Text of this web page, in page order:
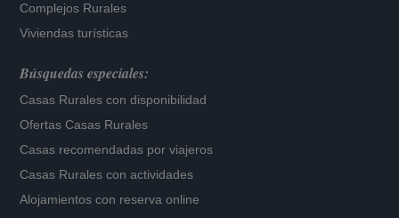
Complejos Rurales
Viviendas turísticas
Búsquedas especiales:
Casas Rurales con disponibilidad
Ofertas Casas Rurales
Casas recomendadas por viajeros
Casas Rurales con actividades
Alojamientos con reserva online